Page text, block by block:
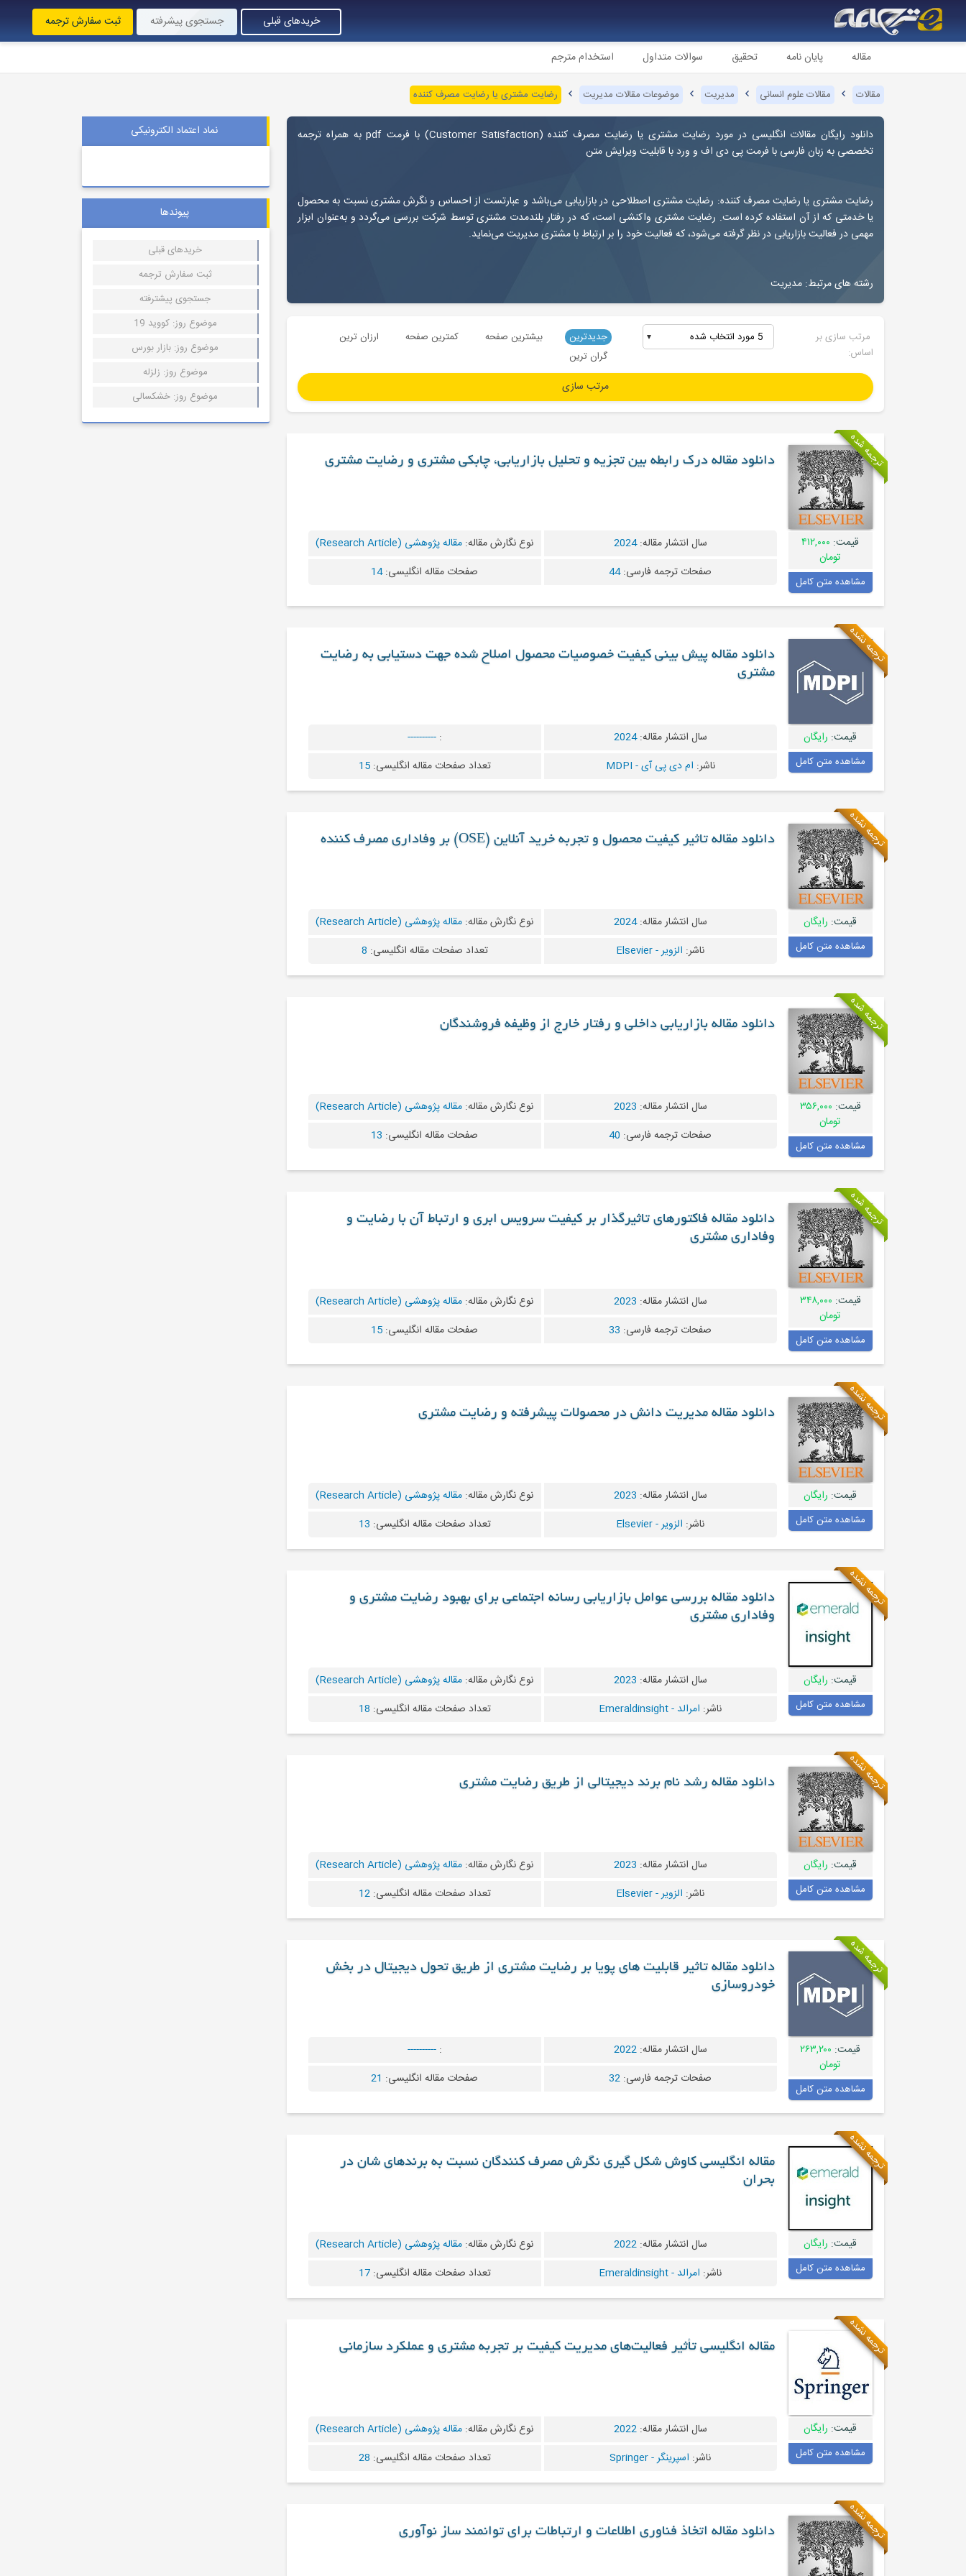
خریدهای قبلی جستجوی پیشرفته ثبت سفارش ترجمه
مقاله پایان نامه تحقیق سوالات متداول استخدام مترجم
مقالات مقالات علوم انسانی مدیریت موضوعات مقالات مدیریت رضایت مشتری یا رضایت مصرف کننده
دانلود رایگان مقالات انگلیسی در مورد رضایت مشتری یا رضایت مصرف کننده
(Customer Satisfaction) با فرمت pdf به همراه ترجمه
تخصصی به زبان فارسی با فرمت پی دی اف و ورد با قابلیت ویرایش متن
رضایت مشتری یا رضایت مصرف کننده: رضایت مشتری اصطلاحی در بازاریابی می‌باشد و عبارتست از احساس و نگرش مشتری نسبت به محصول
یا خدمتی که از آن استفاده کرده است. رضایت مشتری واکنشی است، که در رفتار بلندمدت مشتری توسط شرکت بررسی می‌گردد و به‌عنوان ابزار
مهمی در فعالیت بازاریابی در نظر گرفته می‌شود، که فعالیت خود را بر ارتباط با مشتری مدیریت می‌نماید.
رشته های مرتبط: مدیریت
مرتب سازی بر
اساس:
5 مورد انتخاب شده جدیدترین بیشترین صفحه کمترین صفحه
ارزان ترین
گران ترین
ترجمه شده
قیمت: ۴۱۲,۰۰۰
تومان
مشاهده متن کامل
دانلود مقاله درک رابطه بین تجزیه و تحلیل بازاریابی، چابکی مشتری و رضایت مشتری
سال انتشار مقاله:2024 نوع نگارش مقاله: مقاله پژوهشی (Research Article)
صفحات ترجمه فارسی:44 صفحات مقاله انگلیسی:14
ترجمه نشده
قیمت: رایگان
مشاهده متن کامل
دانلود مقاله پیش بینی کیفیت خصوصیات محصول اصلاح شده جهت دستیابی به رضایت
مشتری
سال انتشار مقاله:2024
:
----------
ناشر: ام دی پی آی - MDPI تعداد صفحات مقاله انگلیسی:15
ترجمه نشده
قیمت: رایگان
مشاهده متن کامل
دانلود مقاله تاثیر کیفیت محصول و تجربه خرید آنلاین (OSE) بر وفاداری مصرف کننده
سال انتشار مقاله:2024 نوع نگارش مقاله: مقاله پژوهشی (Research Article)
ناشر: الزویر - Elsevier تعداد صفحات مقاله انگلیسی: 8
ترجمه شده
قیمت: ۳۵۶,۰۰۰
تومان
مشاهده متن کامل
دانلود مقاله بازاریابی داخلی و رفتار خارج از وظیفه فروشندگان
سال انتشار مقاله: 2023 نوع نگارش مقاله: مقاله پژوهشی (Research Article)
صفحات ترجمه فارسی: 40 صفحات مقاله انگلیسی: 13
ترجمه شده
قیمت: ۳۴۸,۰۰۰
تومان
مشاهده متن کامل
دانلود مقاله فاکتورهای تاثیرگذار بر کیفیت سرویس ابری و ارتباط آن با رضایت و
وفاداری مشتری
سال انتشار مقاله: 2023 نوع نگارش مقاله: مقاله پژوهشی (Research Article)
صفحات ترجمه فارسی: 33 صفحات مقاله انگلیسی: 15
ترجمه نشده
قیمت: رایگان
مشاهده متن کامل
دانلود مقاله مدیریت دانش در محصولات پیشرفته و رضایت مشتری
سال انتشار مقاله: 2023 نوع نگارش مقاله: مقاله پژوهشی (Research Article)
ناشر: الزویر - Elsevier تعداد صفحات مقاله انگلیسی: 13
ترجمه نشده
قیمت: رایگان
مشاهده متن کامل
دانلود مقاله بررسی عوامل بازاریابی رسانه اجتماعی برای بهبود رضایت مشتری و
وفاداری مشتری
سال انتشار مقاله: 2023 نوع نگارش مقاله: مقاله پژوهشی (Research Article)
ناشر: امرالد - Emeraldinsight تعداد صفحات مقاله انگلیسی: 18
ترجمه نشده
قیمت: رایگان
مشاهده متن کامل
دانلود مقاله رشد نام برند دیجیتالی از طریق رضایت مشتری
سال انتشار مقاله: 2023 نوع نگارش مقاله: مقاله پژوهشی (Research Article)
ناشر: الزویر - Elsevier تعداد صفحات مقاله انگلیسی:12
ترجمه شده
قیمت: ۲۶۳,۲۰۰
تومان
مشاهده متن کامل
دانلود مقاله تاثیر قابلیت های پویا بر رضایت مشتری از طریق تحول دیجیتال در بخش
خودروسازی
سال انتشار مقاله:2022
:
----------
صفحات ترجمه فارسی: 32 صفحات مقاله انگلیسی: 21
ترجمه نشده
قیمت: رایگان
مشاهده متن کامل
مقاله انگلیسی کاوش شکل گیری نگرش مصرف کنندگان نسبت به برندهای شان در
بحران
سال انتشار مقاله:2022 نوع نگارش مقاله: مقاله پژوهشی (Research Article)
ناشر: امرالد - Emeraldinsight تعداد صفحات مقاله انگلیسی:17
ترجمه نشده
قیمت: رایگان
مشاهده متن کامل
مقاله انگلیسی تأثیر فعالیت‌های مدیریت کیفیت بر تجربه مشتری و عملکرد سازمانی
سال انتشار مقاله:2022 نوع نگارش مقاله: مقاله پژوهشی (Research Article)
ناشر: اسپرینگر - Springer تعداد صفحات مقاله انگلیسی: 28
ترجمه نشده دانلود مقاله اتخاذ فناوری اطلاعات و ارتباطات برای توانمند ساز نوآوری
نماد اعتماد الکترونیکی
پیوندها
خریدهای قبلی
ثبت سفارش ترجمه
جستجوی پیشترفته
موضوع روز: کووید 19
موضوع روز: بازار بورس
موضوع روز: زلزله
موضوع روز: خشکسالی